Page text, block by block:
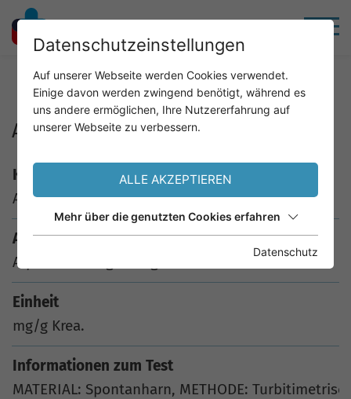
Home Service Analysenkatalog
Alpha-1-Mikroglob. /g Krea i.H.
Kürzel
A1MGUKR
Analyse
Alpha-1-Mikroglob. /g Krea i.H.
Einheit
mg/g Krea.
Informationen zum Test
MATERIAL: Spontanharn, METHODE:
Datenschutzeinstellungen
Auf unserer Webseite werden Cookies verwendet.
Einige davon werden zwingend benötigt, während es
uns andere ermöglichen, Ihre Nutzererfahrung auf
unserer Webseite zu verbessern.
ALLE AKZEPTIEREN
Mehr über die genutzten Cookies erfahren
Datenschutz